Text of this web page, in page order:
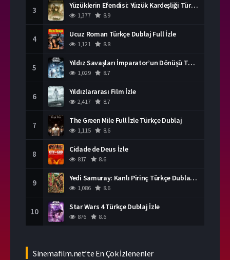
3 Yüzüklerin Efendisi: Yüzük Kardeşliği Türkçe Dublaj İzle
1,377 8.9
4 Ucuz Roman Türkçe Dublaj Full İzle
1,121 8.8
5 Yıldız Savaşları İmparator’un Dönüşü Türkçe Dublaj İzle
1,029 8.7
6 Yıldızlararası Film İzle
2,417 8.7
7 The Green Mile Full İzle Türkçe Dublaj
1,115 8.6
8 Cidade de Deus İzle
817 8.6
9 Yedi Samuray: Kanlı Pirinç Türkçe Dublaj İzle
1,086 8.6
10 Star Wars 4 Türkçe Dublaj İzle
876 8.6
Sinemafilm.net’te En Çok İzlenenler